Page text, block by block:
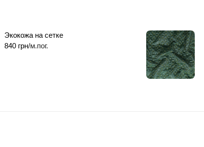
Экокожа на сетке
840 грн/м.пог.